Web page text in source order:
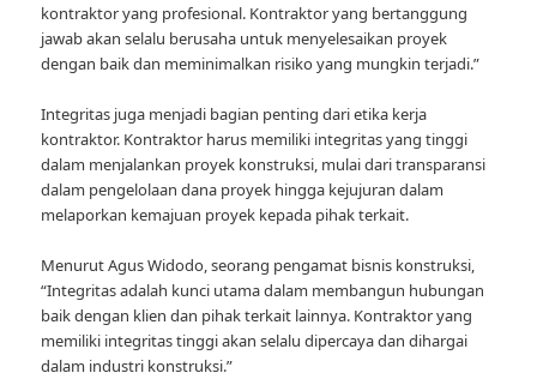
kontraktor yang profesional. Kontraktor yang bertanggung
jawab akan selalu berusaha untuk menyelesaikan proyek
dengan baik dan meminimalkan risiko yang mungkin terjadi.”
Integritas juga menjadi bagian penting dari etika kerja
kontraktor. Kontraktor harus memiliki integritas yang tinggi
dalam menjalankan proyek konstruksi, mulai dari transparansi
dalam pengelolaan dana proyek hingga kejujuran dalam
melaporkan kemajuan proyek kepada pihak terkait.
Menurut Agus Widodo, seorang pengamat bisnis konstruksi,
“Integritas adalah kunci utama dalam membangun hubungan
baik dengan klien dan pihak terkait lainnya. Kontraktor yang
memiliki integritas tinggi akan selalu dipercaya dan dihargai
dalam industri konstruksi.”